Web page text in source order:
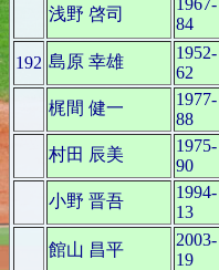
浅野 啓司
1967-
84
192 島原 幸雄
1952-
62
梶間 健一
1977-
88
村田 辰美
1975-
90
小野 晋吾
1994-
13
館山 昌平
2003-
19